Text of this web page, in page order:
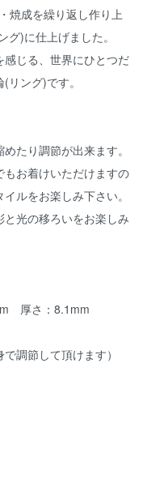
焼成を繰り返し作り上
)に仕上げました。
じる、世界にひとつだ
ング)です。
たり調節が出来ます。
お着けいただけますの
ルをお楽しみ下さい。
光の移ろいをお楽しみ
厚さ：8.1mm
調節して頂けます）